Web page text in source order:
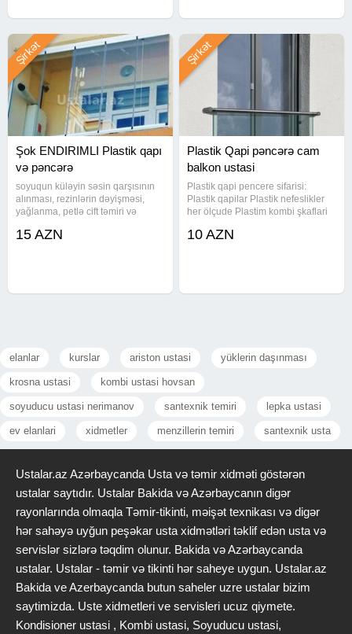
Şok ENDIRIMLI Plastik qapı
və pəncərə
soyuqun küləyin səsin qarşısının
alınması, rezinlərin dəyişməsi,
yağlanma, petlə cift təmiri və
işləri yüksəs keyfiyyət sərfəli
Şirkət
15 AZN
Plastik Qapi pəncərə cam
balkon ustasi
Plastik qapi pencere sifarisi:
Plastik qapilar Plastik nefeslikler
her ölçude Plastim kombi şkaflari
(polkali, polkasiz) Plastik vitrajlar
Şirkət
10 AZN
elanlar kurslar ariston ustasi yüklerin daşınması
krosna ustasi kombi ustasi hovsan
soyuducu ustasi nerimanov santexnik temiri lepka ustasi
ev elanlari xidmetler menzillerin temiri santexnik usta
Ustalar.az Azərbaycanda Usta və təmir xidməti göstərən
ustalar saytıdır. Ustalar Bakida və Azərbaycanın digər
rayonlarında olmaqla Təmir-tikinti, məişət texnikası və digər
hər sahəyə uyğun peşəkar usta xidmətləri təklif edən usta və
servislər sizlərə təqdim olunur. Bakida və Azərbaycanda
ustalar. Ustalar - təmir və tikinti hər saheye uygun. Ustalar.az
Bakida ve Azerbaycanda butun saheler uzre ustalar bizim
saytimizda. Uste xidmetleri ve servisleri ucuz qiymete.
Kondisioner ustasi , Kombi ustasi, Soyuducu ustasi,